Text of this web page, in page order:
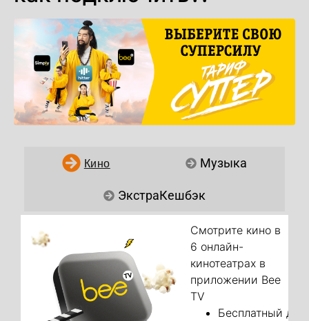
Кино Музыка
ЭкстраКешбэк
Смотрите кино в
6 онлайн-
кинотеатрах в
приложении Bee
TV
Бесплатный